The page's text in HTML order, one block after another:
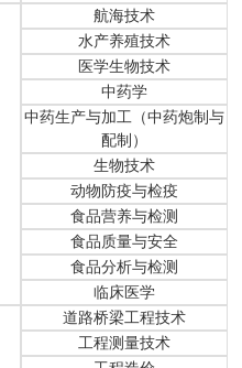
航海技术
水产养殖技术
医学生物技术
中药学
中药生产与加工（中药炮制与
配制）
生物技术
动物防疫与检疫
食品营养与检测
食品质量与安全
食品分析与检测
临床医学
道路桥梁工程技术
工程测量技术